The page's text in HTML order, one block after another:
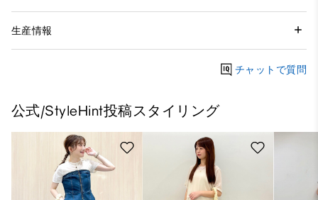
生産情報
チャットで質問
公式/StyleHint投稿スタイリング